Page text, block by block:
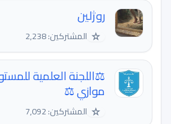
روژلين
☆ المشتركين: 2,238
⚖اللجنة العلمية
موازي ⚖
☆ المشتركين: 7,092